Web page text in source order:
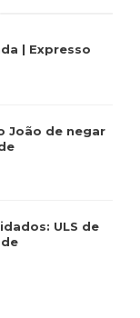
| Expresso
João de negar
ULS de